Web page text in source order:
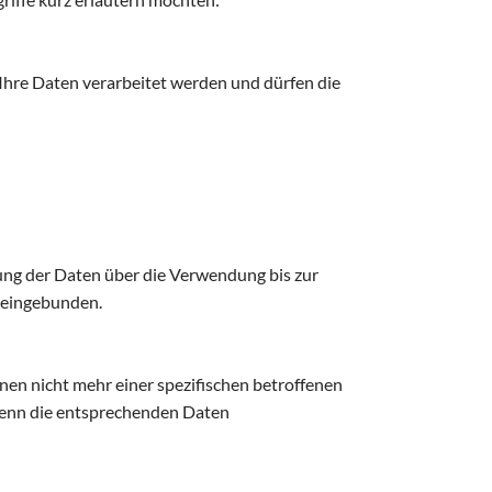
Daten verarbeitet werden und dürfen die
der Daten über die Verwendung bis zur
nicht mehr einer spezifischen betroffenen
die entsprechenden Daten